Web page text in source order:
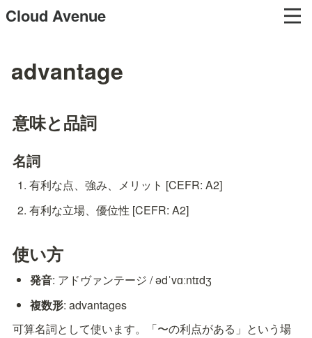
Cloud Avenue
advantage
意味と品詞
名詞
有利な点、強み、メリット [CEFR: A2]
有利な立場、優位性 [CEFR: A2]
使い方
発音: アドヴァンテージ / ədˈvɑːntɪdʒ
複数形: advantages
可算名詞として使います。「〜の利点がある」という場